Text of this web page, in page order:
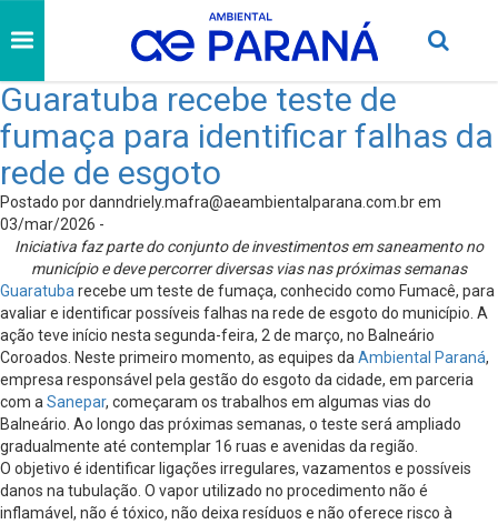
Guaratuba recebe teste de
fumaça para identificar falhas da
rede de esgoto
Postado pordanndriely.mafra@aeambientalparana.com.brem
03/mar/2026 -
Iniciativa faz parte do conjunto de investimentos em saneamento no
município e deve percorrer diversas vias nas próximas semanas
Guaratuba recebe um teste de fumaça, conhecido como Fumacê, para
avaliar e identificar possíveis falhas na rede de esgoto do município. A
ação teve início nesta segunda-feira, 2 de março, no Balneário
Coroados. Neste primeiro momento, as equipes da Ambiental Paraná,
empresa responsável pela gestão do esgoto da cidade, em parceria
com a Sanepar, começaram os trabalhos em algumas vias do
Balneário. Ao longo das próximas semanas, o teste será ampliado
gradualmente até contemplar 16 ruas e avenidas da região.
O objetivo é identificar ligações irregulares, vazamentos e possíveis
danos na tubulação. O vapor utilizado no procedimento não é
inflamável, não é tóxico, não deixa resíduos e não oferece risco à